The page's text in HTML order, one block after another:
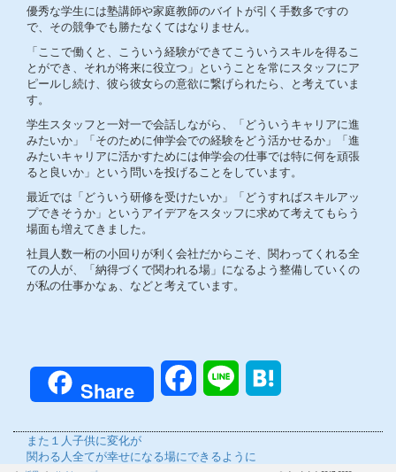
優秀な学生には塾講師や家庭教師のバイトが引く手数多ですの
で、その競争でも勝たなくてはなりません。
「ここで働くと、こういう経験ができてこういうスキルを得るこ
とができ、それが将来に役立つ」ということを常にスタッフにア
ピールし続け、彼ら彼女らの意欲に繋げられたら、と考えていま
す。
学生スタッフと一対一で会話しながら、「どういうキャリアに進
みたいか」「そのために伸学会での経験をどう活かせるか」「進
みたいキャリアに活かすためには伸学会の仕事では特に何を頑張
ると良いか」という問いを投げることをしています。
最近では「どういう研修を受けたいか」「どうすればスキルアッ
プできそうか」というアイデアをスタッフに求めて考えてもらう
場面も増えてきました。
社員人数一桁の小回りが利く会社だからこそ、関わってくれる全
ての人が、「納得づくで関われる場」になるよう整備していくの
が私の仕事かなぁ、などと考えています。
Share FacebookLine
前
の
また１人子供に変化が
次
関わる人全てが幸せになる場にできるように